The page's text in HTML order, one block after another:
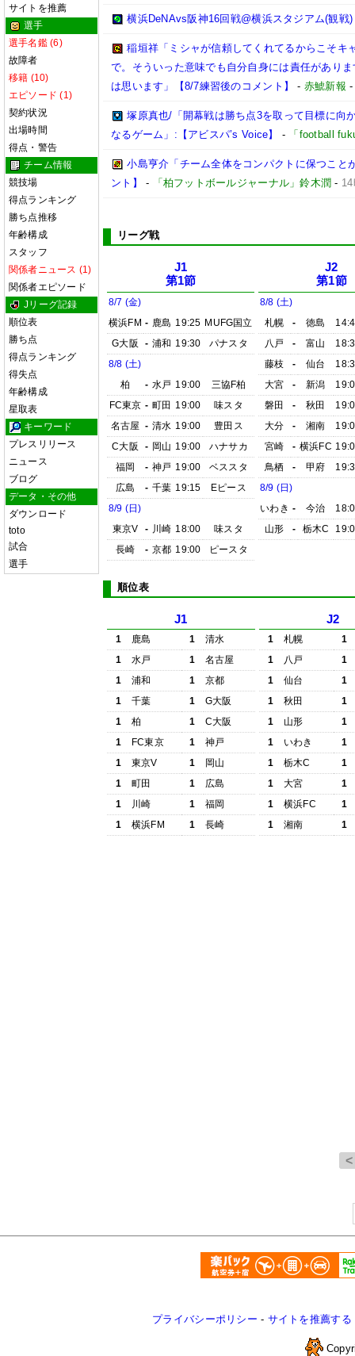
サイトを推薦
選手
選手名鑑 (6)
故障者
移籍 (10)
エピソード (1)
契約状況
出場時間
得点・警告
チーム情報
競技場
得点ランキング
勝ち点推移
年齢構成
スタッフ
関係者ニュース (1)
関係者エピソード
Jリーグ記録
順位表
勝ち点
得点ランキング
得失点
年齢構成
星取表
キーワード
プレスリリース
ニュース
ブログ
データ・その他
ダウンロード
toto
試合
選手
横浜DeNAvs阪神16回戦@横浜スタジアム(観戦)
稲垣祥「ミシャが信頼してくれてるからこそキ
で。そういった意味でも自分自身には責任があり
は思います」【8/7練習後のコメント】
- 赤鯱新報
塚原真也/「開幕戦は勝ち点3を取って目標に向
なるゲーム」:【アビスパ’s Voice】
- 「football
小島亨介「チーム全体をコンパクトに保つこ
ント】
- 「柏フットボールジャーナル」鈴木潤 -
リーグ戦
J1
第1節
8/7 (金)
横浜FM - 鹿島 19:25 MUFG国立
G大阪
- 浦和 19:30
パナスタ
8/8 (土)
柏
- 水戸 19:00
三協F柏
FC東京 - 町田 19:00
味スタ
名古屋 - 清水 19:00
豊田ス
C大阪
- 岡山 19:00
ハナサカ
福岡
- 神戸 19:00
ベススタ
広島
- 千葉 19:15
Eピース
8/9 (日)
東京V
- 川崎 18:00
味スタ
長崎
- 京都 19:00 ピースタ
J2
第1節
8/8 (土)
札幌
- 徳島
八戸
- 富山
藤枝
- 仙台
大宮
- 新潟
磐田
- 秋田
大分
- 湘南
宮崎
- 横浜FC
鳥栖
- 甲府
8/9 (日)
いわき - 今治
山形
- 栃木C
順位表
J1
1 鹿島 1
清水
1
水戸 1
名古屋
1
浦和 1
京都
1
千葉 1
G大阪
1
柏 1
C大阪
1
FC東京 1
神戸
1
東京V 1
岡山
1
町田 1
広島
1
川崎 1
福岡
1
横浜FM 1 長崎
J2
1 札幌
1
1
八戸
1
1
仙台
1
1
秋田
1
1
山形
1
1
いわき
1
1
栃木C
1
1
大宮
1
1
横浜FC
1
1
湘南 1
プライバシーポリシー - サイトを推薦する